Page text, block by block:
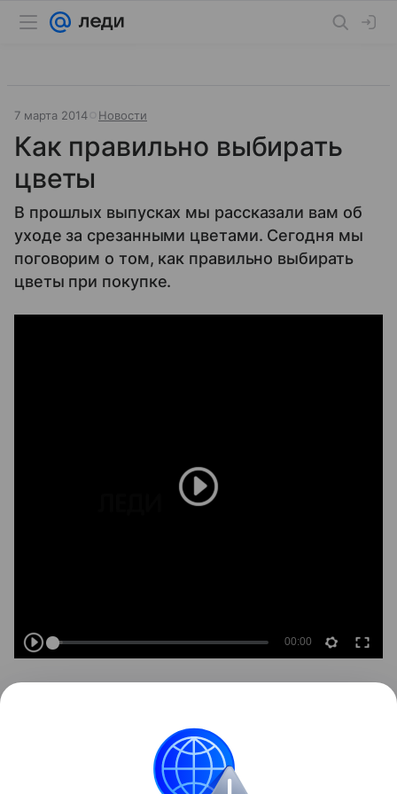
7 марта 2014 Новости
Как правильно выбирать
цветы
В прошлых выпусках мы рассказали вам об
уходе за срезанными цветами. Сегодня мы
поговорим о том, как правильно выбирать
цветы при покупке.
том, как правильно выбирать цветы при покупке.
Как определить свежий цветок, который простоит